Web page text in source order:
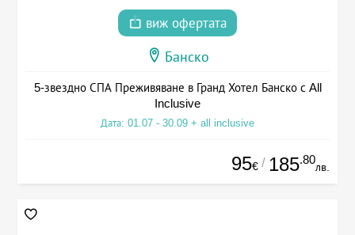
виж офертата
Банско
5-звездно СПА Преживяване в Гранд Хотел Банско с All
Inclusive
Дата: 01.07 - 30.09 + all inclusive
95€ / 185.80
лв.